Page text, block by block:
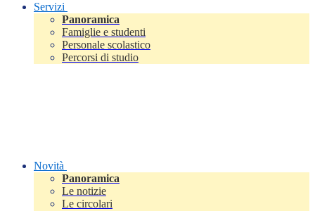
Servizi
Panoramica
Famiglie e studenti
Personale scolastico
Percorsi di studio
Novità
Panoramica
Le notizie
Le circolari